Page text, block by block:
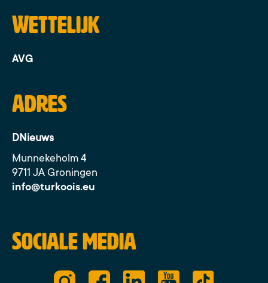
Wettelijk
AVG
Adres
DNieuws
Munnekeholm 4
9711 JA Groningen
info@turkoois.eu
Sociale media